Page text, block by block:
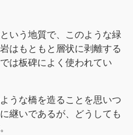
いう地質で、このような緑
はもともと層状に剥離する
は板碑によく使われてい
うな橋を造ることを思いつ
継いであるが、どうしても